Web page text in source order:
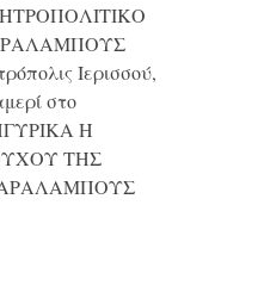
Ιερισσού,
στο
Η
ΤΗΣ